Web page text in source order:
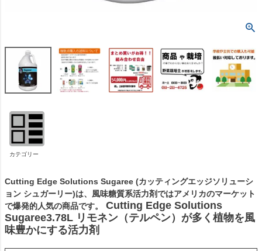
カテゴリー
Cutting Edge Solutions Sugaree (カッティングエッジソリューシ
ョン シュガーリー)は、風味糖質系活力剤ではアメリカのマーケット
で爆発的人気の商品です。
Cutting Edge Solutions
Sugaree3.78L リモネン（テルペン）が多く植物を風
味豊かにする活力剤